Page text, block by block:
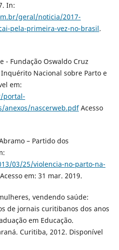
In:
geral/noticia/2017-
pela-primeira-vez-no-brasil.
- Fundação Oswaldo Cruz
Nacional sobre Parto e
em:
portal-
nascerweb.pdfAcesso
– Partido dos
03/25/violencia-no-parto-na-
em: 31 mar. 2019.
vendendo saúde:
de jornais curitibanos dos anos
em Educação.
Curitiba, 2012. Disponível